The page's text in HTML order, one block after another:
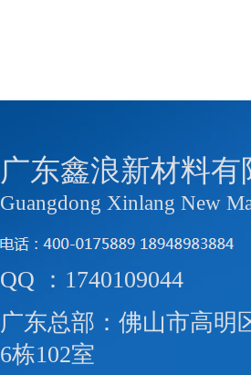
广东鑫浪新材料有
Guangdong Xinlang New
QQ ：1740109044
广东总部：佛山市高明
6栋102室